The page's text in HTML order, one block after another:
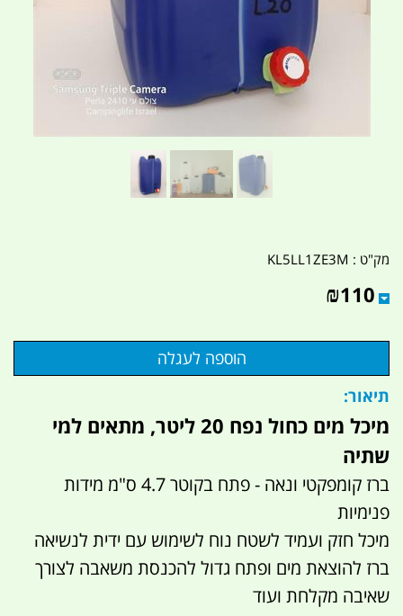
מק"ט : KL5LL1ZE3M
₪110
תיאור:
מיכל מים כחול נפח 20 ליטר, מתאים למי
שתיה
ברז קומפקטי ונאה - פתח בקוטר 4.7 ס"מ מידות
פנימיות
מיכל חזק ועמיד לשטח נוח לשימוש עם ידית לנשיאה
ברז להוצאת מים ופתח גדול להכנסת משאבה לצורך
שאיבה מקלחת ועוד